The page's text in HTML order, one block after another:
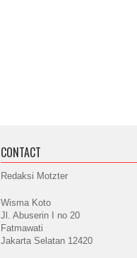
CONTACT
Redaksi Motzter
Wisma Koto
Jl. Abuserin I no 20
Fatmawati
Jakarta Selatan 12420